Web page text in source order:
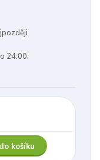
24:00.
košíku